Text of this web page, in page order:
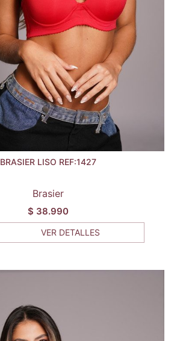
BRASIER LISO REF:1427
Brasier
$ 38.990
VER DETALLES